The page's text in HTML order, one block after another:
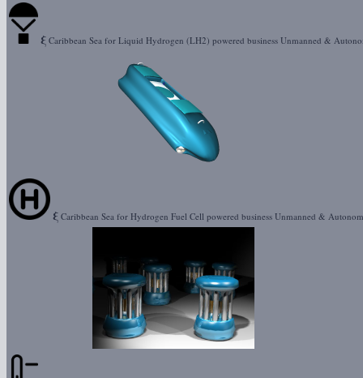
ξ Caribbean Sea for Liquid Hydrogen (LH2) powered business Unmanned &
ξ Caribbean Sea for Hydrogen Fuel Cell powered business Unmanned &